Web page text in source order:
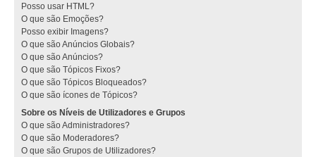
Posso usar HTML?
O que são Emoções?
Posso exibir Imagens?
O que são Anúncios Globais?
O que são Anúncios?
O que são Tópicos Fixos?
O que são Tópicos Bloqueados?
O que são ícones de Tópicos?
Sobre os Níveis de Utilizadores e Grupos
O que são Administradores?
O que são Moderadores?
O que são Grupos de Utilizadores?